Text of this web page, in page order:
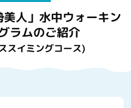
人」水中ウォーキン
ラムのご紹介
スイミングコース)